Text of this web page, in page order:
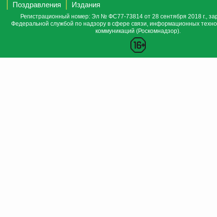
Поздравления
Издания
Регистрационный номер: Эл № ФС77-73814 от 28 сентября 2018 г.,
Федеральной службой по надзору в сфере связи, информационных
коммуникаций (Роскомнадзор).